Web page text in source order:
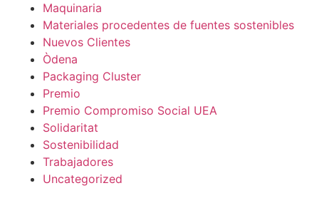
Maquinaria
Materiales procedentes de fuentes sostenibles
Nuevos Clientes
Òdena
Packaging Cluster
Premio
Premio Compromiso Social UEA
Solidaritat
Sostenibilidad
Trabajadores
Uncategorized